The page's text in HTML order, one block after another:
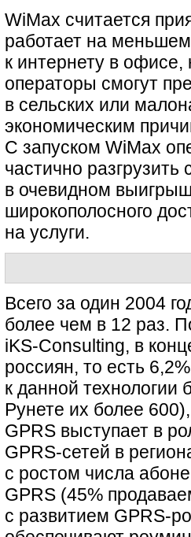
WiMax считается
работает на меньшем
к интернету в
операторы смогут
в сельских или
экономическим
С запуском WiMax
частично
в очевидном
широкополосного
на услуги.
Всего за один 2004
более чем в 12 раз.
iKS-Consulting, в
россиян, то есть
к данной технологии
Рунете их более
GPRS выступает в
GPRS-сетей в
с ростом числа
GPRS (45%
с развитием GPRS-